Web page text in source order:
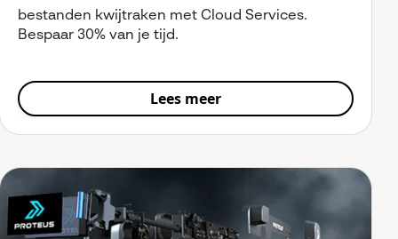
bestanden kwijtraken met Cloud Services.
Bespaar 30% van je tijd.
Lees meer